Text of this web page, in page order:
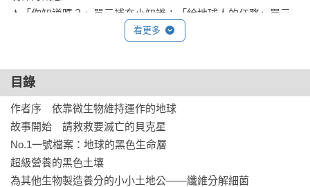
★「你知道嗎？」單元補充小知識；「給地球人的任務」單元
充細菌相關知識，提供多樣研究主題，練習資料收集並養成研
究精神。
適讀年齡：10歲以上
關鍵字：SDGs、永續、環保、保育
學習領域：自然與生活科技、綜合活動
看更多
目錄
作者序　依靠微生物維持運作的地球
故事開始　請救救要滅亡的貝克星
No.1一號檔案：地球的黑色生命層
超級營養的黑色土壤
為其他生物製造養分的小小土地公——纖維分解細菌